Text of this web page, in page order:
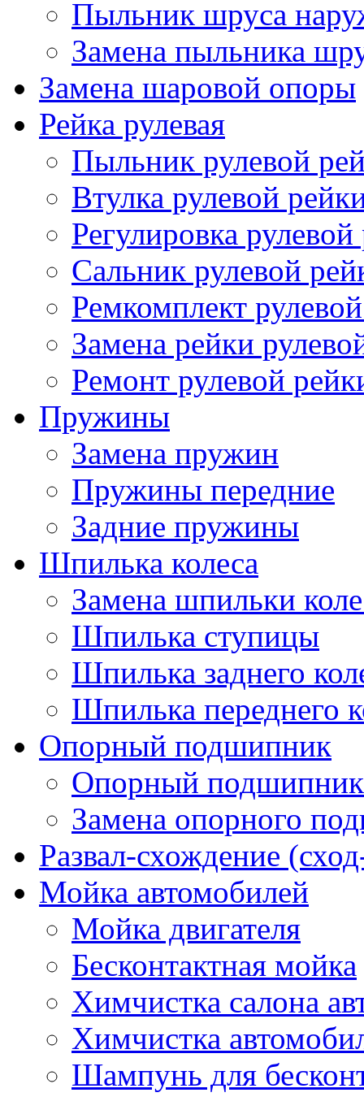
Пыльник шруса
Замена пыльника
Замена шаровой опоры
Рейка рулевая
Пыльник рулевой
Втулка рулевой
Регулировка
Сальник рулевой
Ремкомплект
Замена рейки
Ремонт рулевой
Пружины
Замена пружин
Пружины передние
Задние пружины
Шпилька колеса
Замена шпильки
Шпилька ступицы
Шпилька заднего
Шпилька переднего
Опорный подшипник
Опорный подшипник
Замена опорного
Развал-схождение
Мойка автомобилей
Мойка двигателя
Бесконтактная мойка
Химчистка салона
Химчистка
Шампунь для